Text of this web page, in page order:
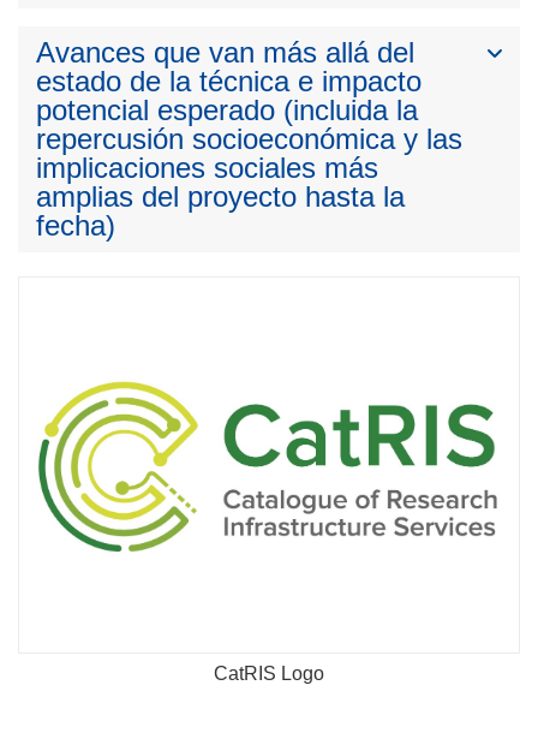
Avances que van más allá del
estado de la técnica e impacto
potencial esperado (incluida la
repercusión socioeconómica y las
implicaciones sociales más
amplias del proyecto hasta la
fecha)
CatRIS Logo